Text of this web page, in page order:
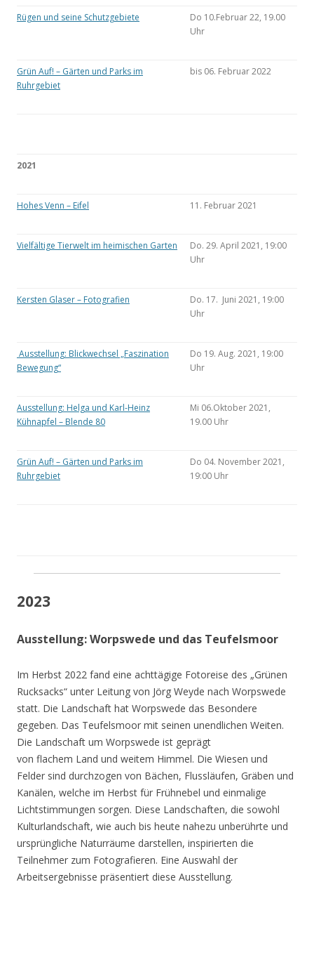
Rügen und seine Schutzgebiete
Do 10.Februar 22, 19.00
Uhr
Grün Auf! – Gärten und Parks im
Ruhrgebiet
bis 06. Februar 2022
2021
Hohes Venn – Eifel 11. Februar 2021
Vielfältige Tierwelt im heimischen Garten
Do. 29. April 2021, 19:00
Uhr
Kersten Glaser – Fotografien
Do. 17. Juni 2021, 19:00
Uhr
Ausstellung: Blickwechsel „Faszination
Bewegung“
Do 19. Aug. 2021, 19:00
Uhr
Ausstellung: Helga und Karl-Heinz
Kühnapfel – Blende 80
Mi 06.Oktober 2021,
19.00 Uhr
Grün Auf! – Gärten und Parks im
Ruhrgebiet
Do 04. November 2021,
19:00 Uhr
2023
Ausstellung: Worpswede und das Teufelsmoor
Im Herbst 2022 fand eine achttägige Fotoreise des „Grünen
Rucksacks“ unter Leitung von Jörg Weyde nach Worpswede
statt. Die Landschaft hat Worpswede das Besondere
gegeben. Das Teufelsmoor mit seinen unendlichen Weiten.
Die Landschaft um Worpswede ist geprägt
von flachem Land und weitem Himmel. Die Wiesen und
Felder sind durchzogen von Bächen, Flussläufen, Gräben und
Kanälen, welche im Herbst für Frühnebel und einmalige
Lichtstimmungen sorgen. Diese Landschaften, die sowohl
Kulturlandschaft, wie auch bis heute nahezu unberührte und
ursprüngliche Naturräume darstellen, inspirierten die
Teilnehmer zum Fotografieren. Eine Auswahl der
Arbeitsergebnisse präsentiert diese Ausstellung.